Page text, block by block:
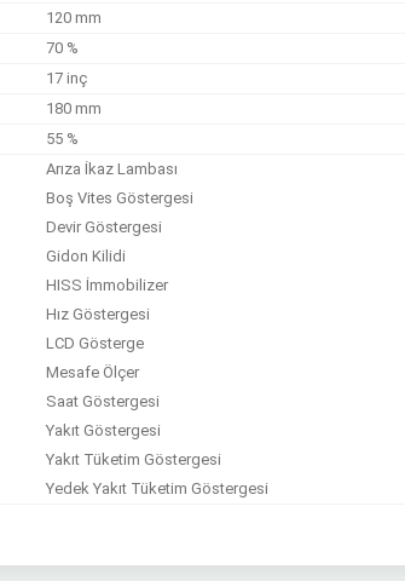
120 mm
70 %
17 inç
180 mm
55 %
Arıza İkaz Lambası
Boş Vites Göstergesi
Devir Göstergesi
Gidon Kilidi
HISS İmmobilizer
Hız Göstergesi
LCD Gösterge
Mesafe Ölçer
Saat Göstergesi
Yakıt Göstergesi
Yakıt Tüketim Göstergesi
Yedek Yakıt Tüketim Göstergesi